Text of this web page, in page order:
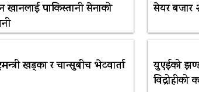
खानलाई पाकिस्तानी सेनाको
सेयर बजार
खड्का र चान्सुबीच भेटवार्ता
युएईको
विद्रोहीको